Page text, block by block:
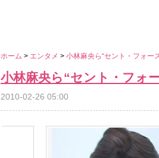
ホーム > エンタメ > 小林麻央ら“セント・フォー
小林麻央ら“セント・フォ
2010-02-26 05:00